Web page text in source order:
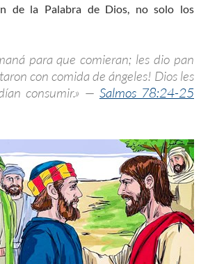
de la Palabra de Dios, no solo los
para que comieran; les dio pan
con comida de ángeles! Dios les
consumir.» — Salmos 78:24-25